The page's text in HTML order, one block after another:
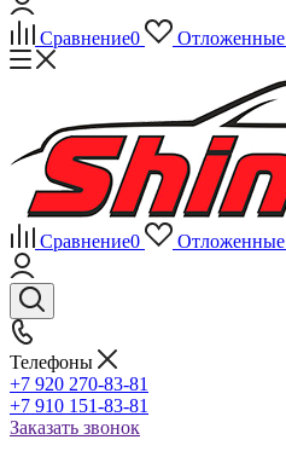
Сравнение0 Отложенные
Сравнение0 Отложенные
Телефоны
+7 920 270-83-81
+7 910 151-83-81
Заказать звонок